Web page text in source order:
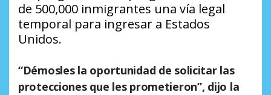
de 500,000 inmigrantes una vía legal
temporal para ingresar a Estados
Unidos.
“Démosles la oportunidad de solicitar las
protecciones que les prometieron”, dijo la